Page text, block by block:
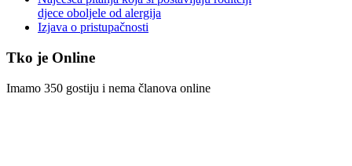
djece oboljele od alergija
Izjava o pristupačnosti
Tko je Online
Imamo 350 gostiju i nema članova online